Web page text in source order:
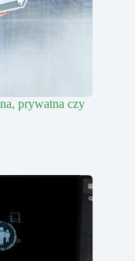
prywatna czy